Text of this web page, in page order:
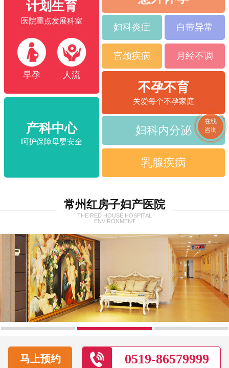
计划生育
医院重点发展科室
早孕 人流
妇科炎症 白带异常
宫颈疾病 月经不调
产科中心
呵护保障母婴安全
不孕不育
关爱每个不孕家庭
妇科内分泌
乳腺疾病
常州红房子妇产医院
THE RED HOUSE HOSPITAL
ENVIRONMENT
马上预约 0519-86579999
在线
咨询